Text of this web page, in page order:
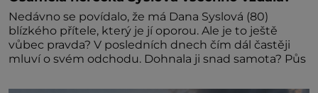
Nedávno se povídalo, že má Dana Syslová (80)
blízkého přítele, který je jí oporou. Ale je to ještě
vůbec pravda? V posledních dnech čím dál častěji
mluví o svém odchodu. Dohnala ji snad samota? Půs